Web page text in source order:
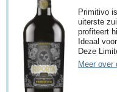
Primitivo
uiterste
profiteert
Ideaal
Deze
Meer over